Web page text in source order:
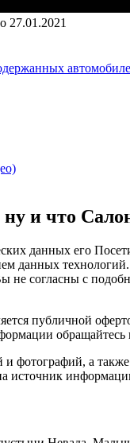
27.01.2021
и что
данных его
данных
не согласны с
публичной
обращайтесь
фотографий, а
источник